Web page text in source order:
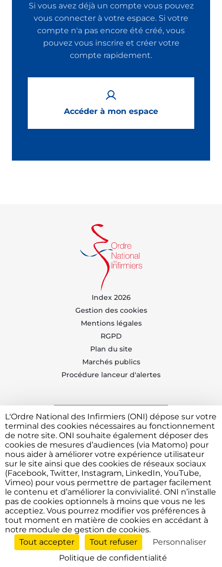
Si vous avez déjà un compte vous pouvez
vous connecter à votre espace. Si votre
compte n'a pas encore été créé, vous
pouvez vous inscrire et créer votre
compte rapidement.
Accéder à mon espace
Index 2026
Gestion des cookies
Mentions légales
RGPD
Plan du site
Marchés publics
Procédure lanceur d'alertes
Trouvez votre CDOI
Contacter l'ONI
Vous avez besoin de déposer une plainte ou faire un
signalement devant l'Ordre ?Cliquez ici
© 2026 Ordre National des Infirmiers — Tous droits réservés.
Contactez l'Ordre
01 71 93 84 50
L'Ordre National des Infirmiers (ONI) dépose sur votre
terminal des cookies nécessaires au fonctionnement
de notre site. ONI souhaite également déposer des
cookies de mesures d’audiences (via Matomo) pour
nous aider à améliorer votre expérience utilisateur
sur le site ainsi que des cookies de réseaux sociaux
(Facebook, Twitter, Instagram, LinkedIn, YouTube,
Vimeo) pour vous permettre de partager facilement
le contenu et d’améliorer la convivialité. ONI n’installe
pas de cookies optionnels à moins que vous ne les
acceptiez. Vous pourrez modifier vos préférences à
tout moment en matière de cookies en accédant à
notre module de gestion de cookies.
Tout accepter
Tout refuser
Personnaliser
Politique de confidentialité